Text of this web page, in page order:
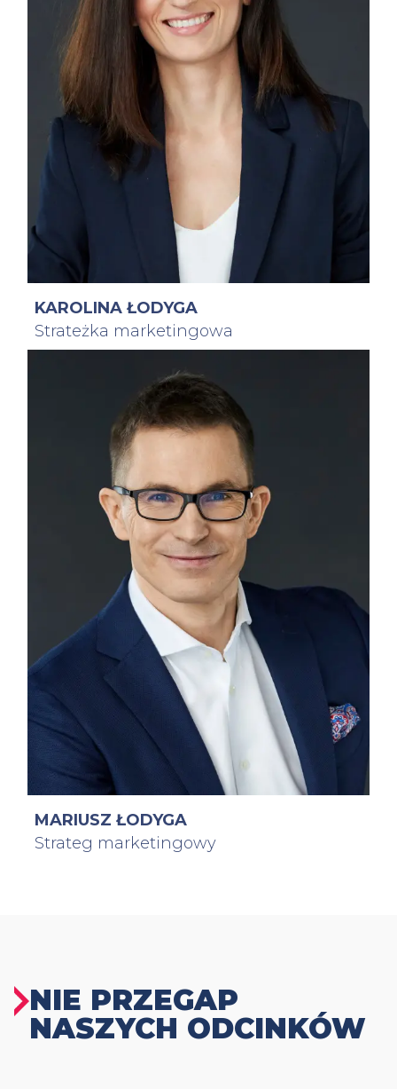
KAROLINA ŁODYGA
Strateżka marketingowa
MARIUSZ ŁODYGA
Strateg marketingowy
NIE PRZEGAP
NASZYCH ODCINKÓW